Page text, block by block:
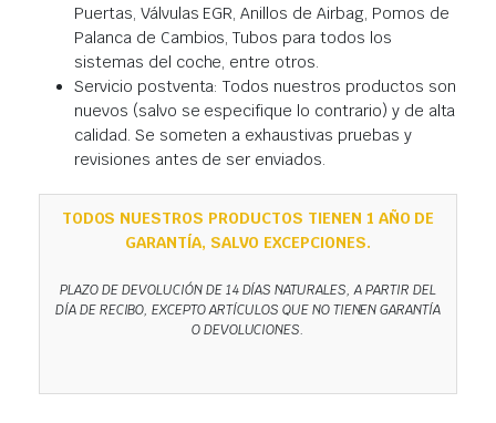
Puertas, Válvulas EGR, Anillos de Airbag, Pomos de
Palanca de Cambios, Tubos para todos los
sistemas del coche, entre otros.
Servicio postventa: Todos nuestros productos son
nuevos (salvo se especifique lo contrario) y de alta
calidad. Se someten a exhaustivas pruebas y
revisiones antes de ser enviados.
TODOS NUESTROS PRODUCTOS TIENEN 1 AÑO DE
GARANTÍA, SALVO EXCEPCIONES.
PLAZO DE DEVOLUCIÓN DE 14 DÍAS NATURALES, A PARTIR DEL
DÍA DE RECIBO, EXCEPTO ARTÍCULOS QUE NO TIENEN GARANTÍA
O DEVOLUCIONES.